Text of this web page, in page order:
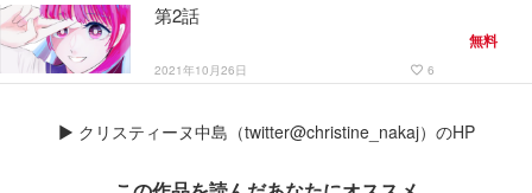
第2話
2021年10月26日 favorite_border 6
無料
▶ クリスティーヌ中島（twitter@christine_nakaj）のHP